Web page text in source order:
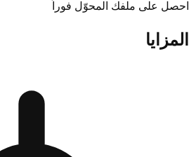
احصل على ملفك المحوّل فوراً
المزايا